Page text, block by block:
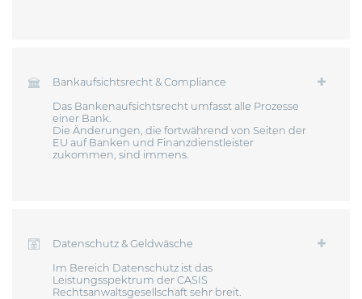
Bankaufsichtsrecht & Compliance
Das Bankenaufsichtsrecht umfasst alle Prozesse
einer Bank.
Die Änderungen, die fortwährend von Seiten der
EU auf Banken und Finanzdienstleister
zukommen, sind immens.
Datenschutz & Geldwäsche
Im Bereich Datenschutz ist das
Leistungsspektrum der CASIS
Rechtsanwaltsgesellschaft sehr breit.